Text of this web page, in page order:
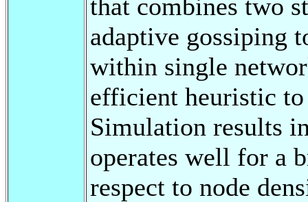
that combines two
adaptive gossiping
within single
efficient heuristic
Simulation results
operates well for a
respect to node